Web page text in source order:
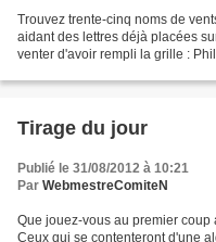
Trouvez trente-cinq noms de
aidant des lettres déjà placées
venter d'avoir rempli la grille :
Tirage du jour
Publié le 31/08/2012 à 10:21
Par WebmestreComiteN
Que jouez-vous au premier coup
Ceux qui se contenteront d'une